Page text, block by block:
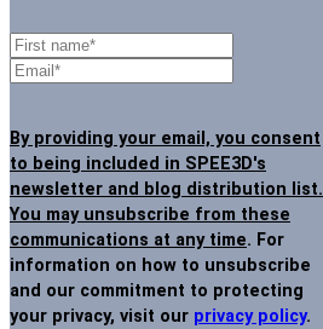
By providing your email, you consent
to being included in SPEE3D's
newsletter and blog distribution list.
You may unsubscribe from these
communications at any time. For
information on how to unsubscribe
and our commitment to protecting
your privacy, visit our privacy policy.